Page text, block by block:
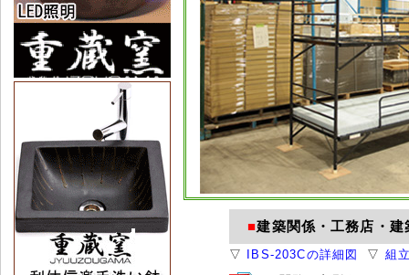
■建築関係・工務店・
▽ IBS-203Cの詳細図 ▽ 組